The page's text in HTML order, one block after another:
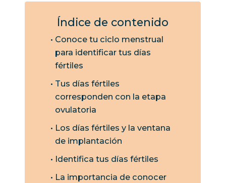
Índice de contenido
Conoce tu ciclo menstrual
para identificar tus días
fértiles
Tus días fértiles
corresponden con la etapa
ovulatoria
Los días fértiles y la ventana
de implantación
Identifica tus días fértiles
La importancia de conocer